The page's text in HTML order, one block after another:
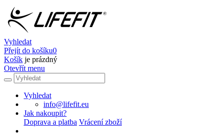
Vyhledat
Přejít do košíku0
Košík je prázdný
Otevřít menu
Vyhledat
info@lifefit.eu
Jak nakoupit?
Doprava a platba Vrácení zboží